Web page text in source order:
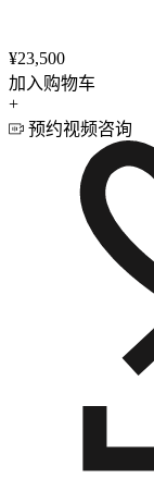
¥23,500
加入购物车
+
预约视频咨询